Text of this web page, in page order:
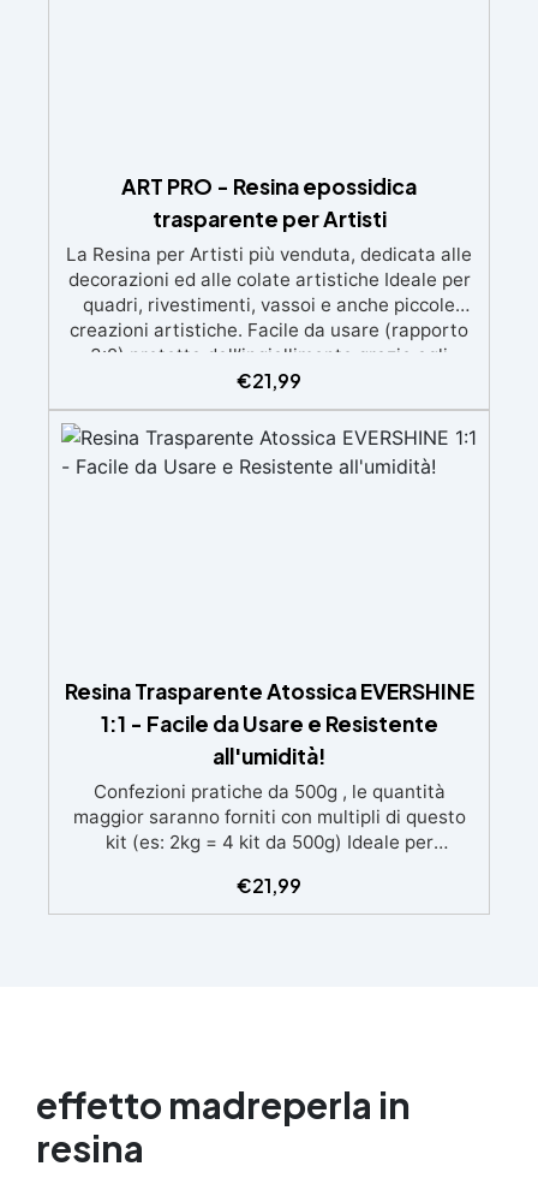
ART PRO - Resina epossidica
trasparente per Artisti
La Resina per Artisti più venduta, dedicata alle
decorazioni ed alle colate artistiche Ideale per
quadri, rivestimenti, vassoi e anche piccole
creazioni artistiche. Facile da usare (rapporto
3:2) protetta dall’ingiallimento grazie agli
speciali filtri UV Formula densa : non cola via,
mantenendo i design precisi e puliti. Indurisce
in 12-24h garantendo una superficie lucida e
brillante
€21,99
Resina Trasparente Atossica EVERSHINE
1:1 - Facile da Usare e Resistente
all'umidità!
Confezioni pratiche da 500g , le quantità
maggior saranno forniti con multipli di questo
kit (es: 2kg = 4 kit da 500g) Ideale per
inizia. Sempre lucida: garantisce una finitura
brillante e uniforme in ogni condizione.
€21,99
effetto madreperla in
resina